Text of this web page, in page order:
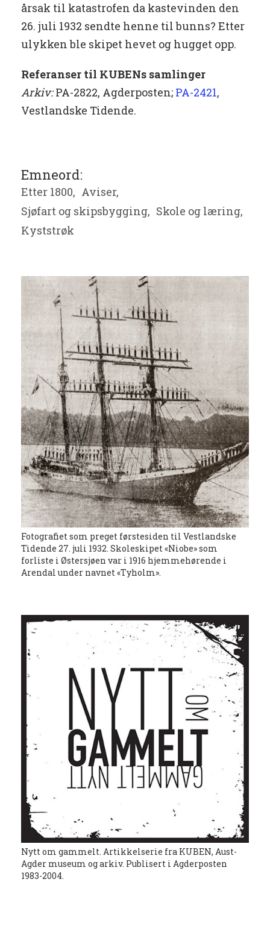
årsak til katastrofen da kastevinden den
26. juli 1932 sendte henne til bunns? Etter
ulykken ble skipet hevet og hugget opp.
Referanser til KUBENs samlinger
Arkiv:PA-2822, Agderposten; PA-2421,
Vestlandske Tidende.
Emneord:
Etter 1800, Aviser,
Sjøfart og skipsbygging, Skole og læring,
Kyststrøk
Fotografiet som preget førstesiden til Vestlandske
Tidende 27. juli 1932. Skoleskipet «Niobe» som
forliste i Østersjøen var i 1916 hjemmehørende i
Arendal under navnet «Tyholm».
Nytt om gammelt. Artikkelserie fra KUBEN, Aust-
Agder museum og arkiv. Publisert i Agderposten
1983-2004.